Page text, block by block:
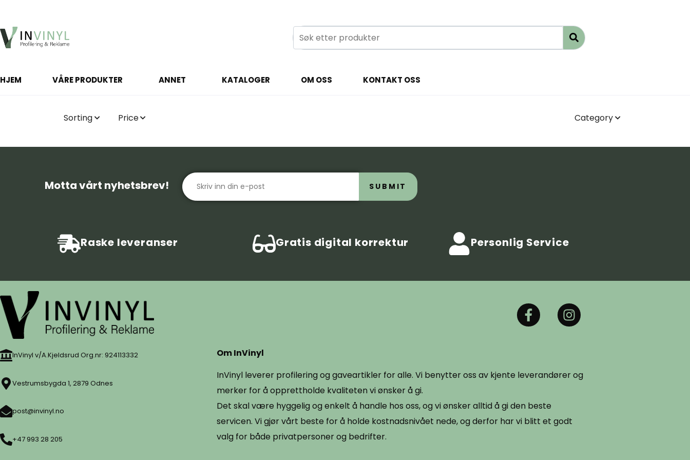
HJEM VÅRE PRODUKTER ANNET KATALOGER OM OSS KONTAKT OSS
Sorting Price Category
Motta vårt nyhetsbrev! SUBMIT
Raske leveranser Gratis digital korrektur Personlig Service
InVinyl v/A.Kjeldsrud Org.nr: 924113332
Vestrumsbygda 1, 2879 Odnes
post@invinyl.no
+47 993 28 205
Om InVinyl
InVinyl leverer profilering og gaveartikler for alle. Vi benytter oss av kjente leverandører og
merker for å opprettholde kvaliteten vi ønsker å gi.
Det skal være hyggelig og enkelt å handle hos oss, og vi ønsker alltid å gi den beste
servicen. Vi gjør vårt beste for å holde kostnadsnivået nede, og derfor har vi blitt et godt
valg for både privatpersoner og bedrifter.